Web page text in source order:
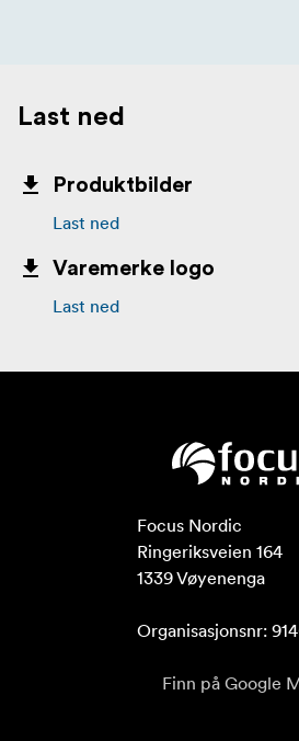
Last ned
Produktbilder
Last ned
Varemerke logo
Last ned
Focus Nordic
Ringeriksveien 164
1339 Vøyenenga
Organisasjonsnr:
Finn på Google